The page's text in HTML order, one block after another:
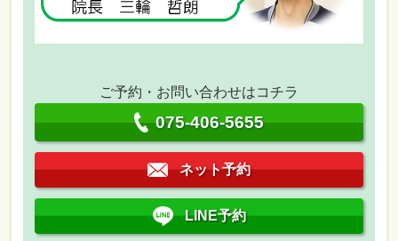
ご予約・お問い合わせはコチラ
075-406-5655
ネット予約
LINE予約